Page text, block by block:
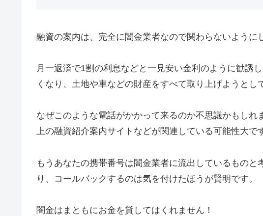
融資の案内は、完全に闇金業者なので関わらないように
月一返済で1割の利息などと一見安い金利のように勧誘
くなり、土地や車などの財産をすべて取り上げようとし
なぜこのような電話がかかって来るのか不思議かもしれ
上の融資紹介案内サイトなどが関連している可能性大で
もうあなたの携帯番号は闇金業者に流出しているもの
り、コールバックするのは気を付けたほうが賢明です。
闇金はまともにお金を貸してはくれません！